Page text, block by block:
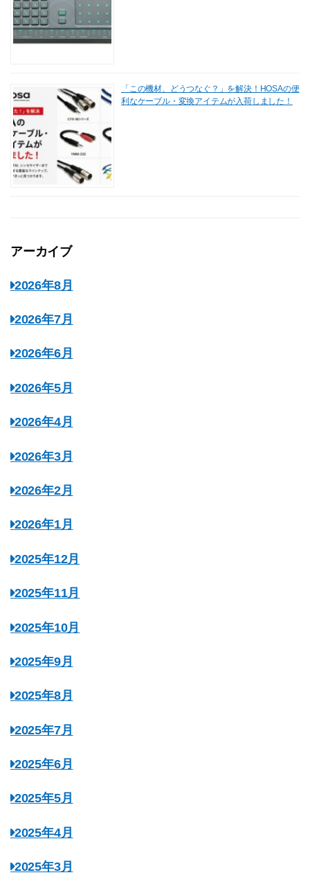
「この機材、どうつなぐ？」を解決！HOSAの便
利なケーブル・変換アイテムが入荷しました！
アーカイブ
2026年8月
2026年7月
2026年6月
2026年5月
2026年4月
2026年3月
2026年2月
2026年1月
2025年12月
2025年11月
2025年10月
2025年9月
2025年8月
2025年7月
2025年6月
2025年5月
2025年4月
2025年3月